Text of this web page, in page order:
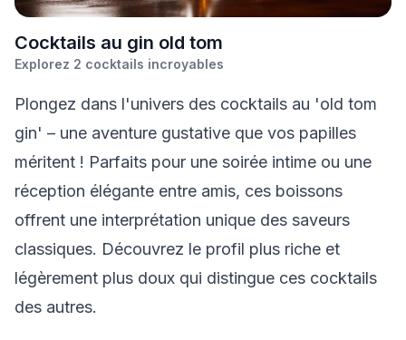
Cocktails au gin old tom
Explorez 2 cocktails incroyables
Plongez dans l'univers des cocktails au 'old tom
gin' – une aventure gustative que vos papilles
méritent ! Parfaits pour une soirée intime ou une
réception élégante entre amis, ces boissons
offrent une interprétation unique des saveurs
classiques. Découvrez le profil plus riche et
légèrement plus doux qui distingue ces cocktails
des autres.